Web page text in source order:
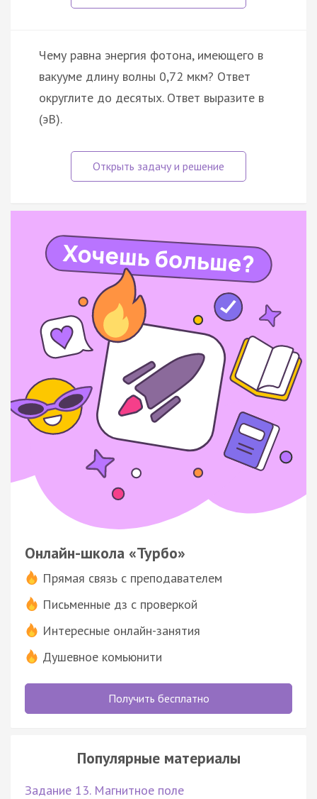
Чему равна энергия фотона, имеющего в
вакууме длину волны 0,72 мкм? Ответ
округлите до десятых. Ответ выразите в
(эВ).
Онлайн-школа «Турбо»
Прямая связь с преподавателем
Письменные дз с проверкой
Интересные онлайн-занятия
Душевное комьюнити
Получить бесплатно
Популярные материалы
Задание 13. Магнитное поле